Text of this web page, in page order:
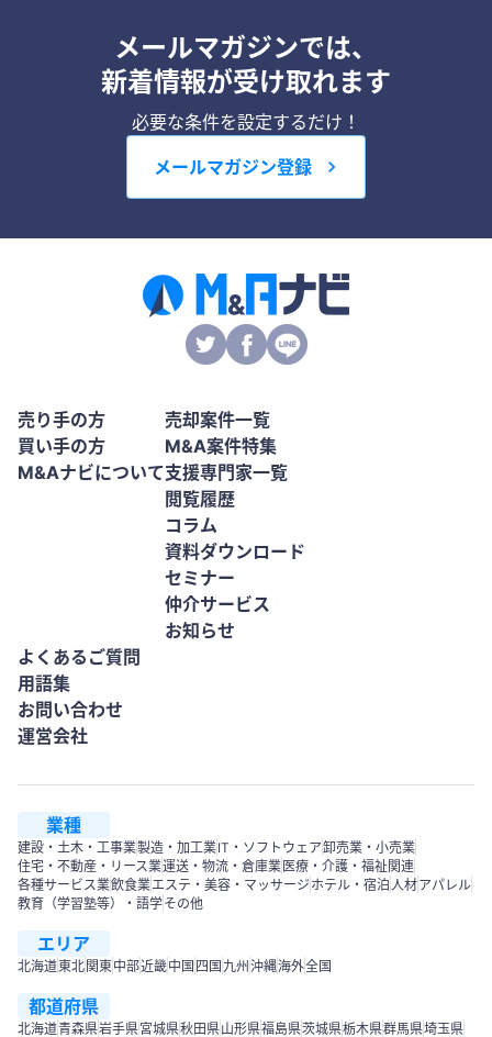
メールマガジンでは、
新着情報が受け取れます
必要な条件を設定するだけ！
メールマガジン登録
売り手の方
買い手の方
M&Aナビについて
売却案件一覧
M&A案件特集
支援専門家一覧
閲覧履歴
コラム
資料ダウンロード
セミナー
仲介サービス
お知らせ
よくあるご質問
用語集
お問い合わせ
運営会社
業種
建設・土木・工事業製造・加工業IT・ソフトウェア卸売業・小売業
住宅・不動産・リース業運送・物流・倉庫業 医療・介護・福祉関連
各種サービス業飲食業エステ・美容・マッサージ ホテル・宿泊 人材アパレル
教育（学習塾等）・語学その他
エリア
北海道東北 関東中部近畿中国 四国 九州 沖縄海外全国
都道府県
北海道青森県岩手県宮城県秋田県山形県福島県茨城県栃木県群馬県埼玉県